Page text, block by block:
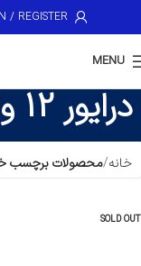
/ REGISTER
MENU
درایور 12 ولت 240 وات 10 آمپر
خانه محصولات برچسب خورده “درایور
SOLD OUT